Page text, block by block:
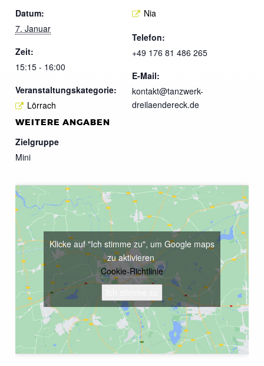
Datum:
7. Januar
Zeit:
15:15 - 16:00
Veranstaltungskategorie:
Lörrach
Nia
Telefon:
+49 176 81 486 265
E-Mail:
kontakt@tanzwerk-
dreilaendereck.de
WEITERE ANGABEN
Zielgruppe
Mini
Klicke auf "Ich stimme zu", um Google maps
zu aktivieren
Cookie-Richtlinie